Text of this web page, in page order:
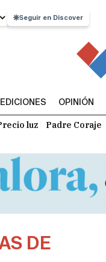
Seguir en Discover
EDICIONES OPINIÓN
luz Padre Coraje
DE